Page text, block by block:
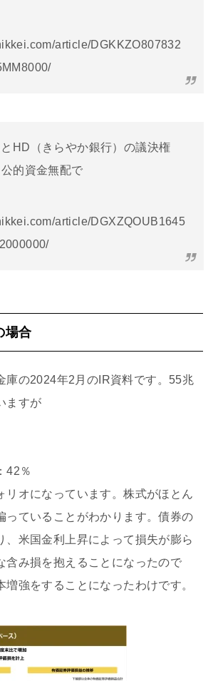
article/DGKKZO807832
HD（きらやか銀行）の議決権
的資金無配で
article/DGXZQOUB1645
場合
庫の2024年2月のIR資料です。55兆
ますが
42％
リオになっています。株式がほとん
っていることがわかります。債券の
、米国金利上昇によって損失が膨ら
含み損を抱えることになったので
増強をすることになったわけです。